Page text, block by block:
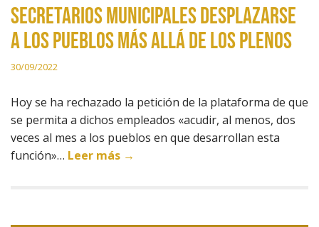
secretarios municipales desplazarse
a los pueblos más allá de los plenos
30/09/2022
Hoy se ha rechazado la petición de la plataforma de que
se permita a dichos empleados «acudir, al menos, dos
veces al mes a los pueblos en que desarrollan esta
función»… Leer más →